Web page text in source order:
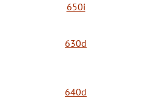
650i
630d
640d